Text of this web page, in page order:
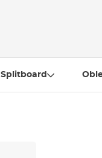
Splitboard